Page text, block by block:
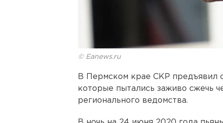
© Eanews.ru
В Пермском крае СКР предъявил
которые пытались заживо сжечь
регионального ведомства.